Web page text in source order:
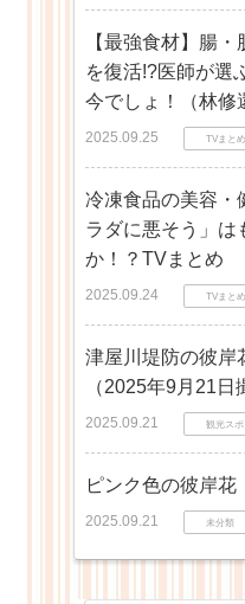
【最強食材】腸
を復活!?医師が選
今でしょ！（林修
2025.09.25 TVまとめ
冷凍食品の美容・
ラダに悪そう」は
か！？TVまとめ
2025.09.24 TVまとめ
津屋川堤防の彼岸
（2025年9月21日
2025.09.21 観光スポ
ピンク色の彼岸花
2025.09.21 未分類